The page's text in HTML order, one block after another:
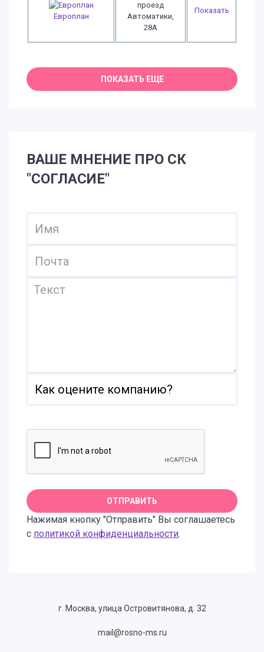
Европлан
проезд
Автоматики,
28А
Показать
ВАШЕ МНЕНИЕ ПРО СК
"СОГЛАСИЕ"
Нажимая кнопку "Отправить" Вы соглашаетесь
с политикой конфиденциальности.
г. Москва, улица Островитянова, д. 32
mail@rosno-ms.ru